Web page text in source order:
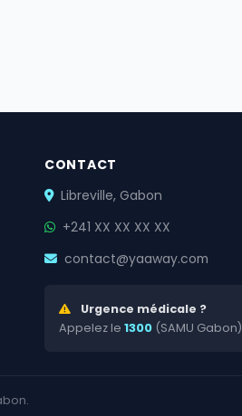
CONTACT
Libreville, Gabon
+241 XX XX XX XX
contact@yaaway.com
Urgence médicale ?
Appelez le 1300 (SAMU Gabon)